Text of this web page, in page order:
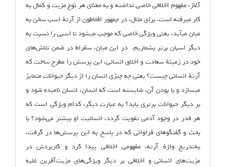
آغاز، مفهوم اخلاقی خاصی نداشته و به معنای هر نوع مزیت و کمال به
کار می‏رفته است. برای مثال، در جمهور افلاطون از آرتهٔ اسب سخن به
میان می‏آید، یعنی ویژگی خاصی که موجب می‏شود تا اسبی را نسبت به
دیگر اسبان برتر بشماریم. در این میان، سقراط در ضمن تلاش‌‌های
خود در زمینهٔ سعادت و اخلاق انسانی، این پرسش را مطرح ساخت که
آرتهٔ انسانی چیست؟ یعنی چه چیزی انسان را از دیگر حیوانات متمایز
می‏سازد و با بودن آن، شایسته است که انسان، انسان نامیده شود و
بر دیگر حیوانات برتری یابد؟ به عبارت دیگر، کدام ویژگی است که
هر قدر در وجود آدمی تقویت گردد، انسانیت او بیشتر می‌شود؟ با
بحث و گفتگوهای فراوانی که در پاسخ به این پرسش‌ها در گرفت،
به‌تدریج واژهٔ آرته، مفهومی اخلاقی پیدا کرد و کاربردش در
مزیت‌های انسانی و اخلاقی بر دیگر ویژگی‌های مزیت‌آفرین غلبه